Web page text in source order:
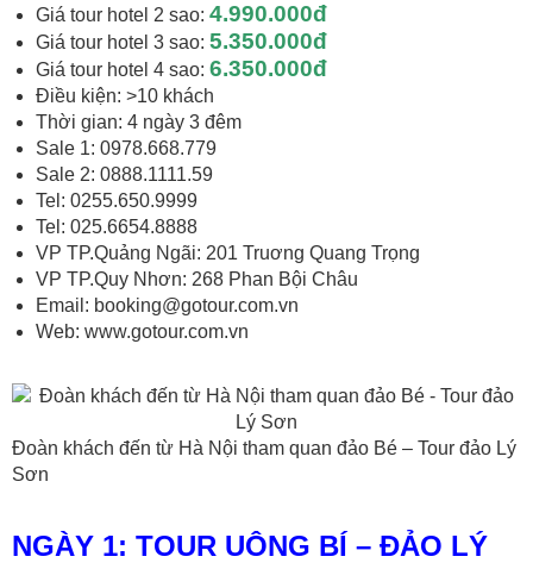
Giá tour hotel 2 sao: 4.990.000đ
Giá tour hotel 3 sao: 5.350.000đ
Giá tour hotel 4 sao: 6.350.000đ
Điều kiện: >10 khách
Thời gian: 4 ngày 3 đêm
Sale 1: 0978.668.779
Sale 2: 0888.1111.59
Tel: 0255.650.9999
Tel: 025.6654.8888
VP TP.Quảng Ngãi: 201 Truơng Quang Trọng
VP TP.Quy Nhơn: 268 Phan Bội Châu
Email: booking@gotour.com.vn
Web: www.gotour.com.vn
Đoàn khách đến từ Hà Nội tham quan đảo Bé – Tour đảo Lý
Sơn
NGÀY 1: TOUR UÔNG BÍ – ĐẢO LÝ